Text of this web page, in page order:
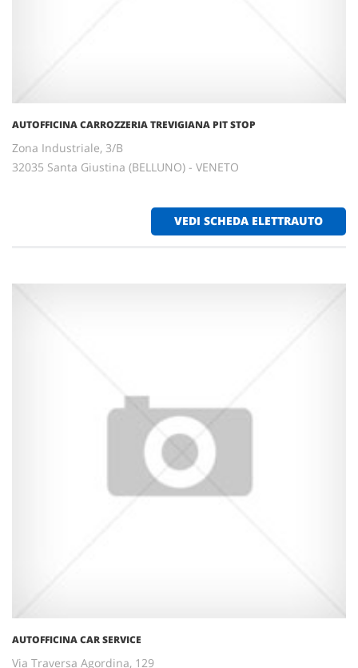
AUTOFFICINA CARROZZERIA TREVIGIANA PIT STOP
Zona Industriale, 3/B
32035 Santa Giustina (BELLUNO) - VENETO
VEDI SCHEDA ELETTRAUTO
AUTOFFICINA CAR SERVICE
Via Traversa Agordina, 129